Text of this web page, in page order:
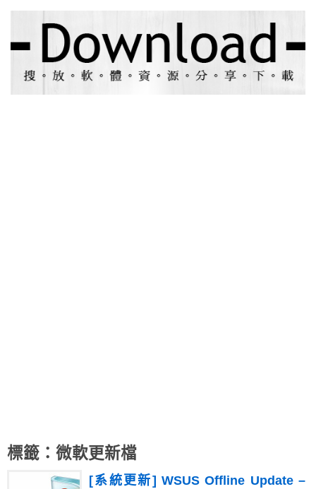
標籤：微軟更新檔
[系統更新] WSUS Offline Update –